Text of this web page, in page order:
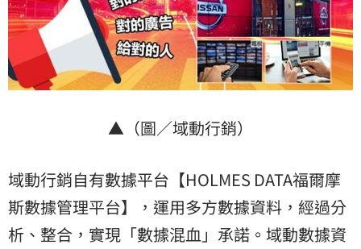
▲（圖／域動行銷）
域動行銷自有數據平台【HOLMES DATA福爾摩
斯數據管理平台】，運用多方數據資料，經過分
析、整合，實現「數據混血」承諾。域動數據資